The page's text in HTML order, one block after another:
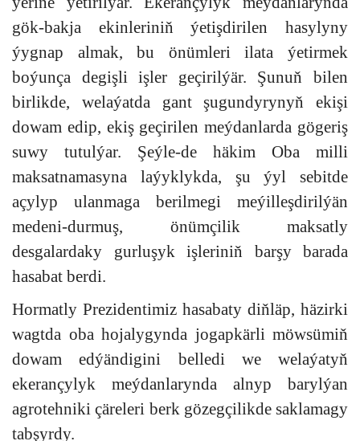
gök-bakja ekinleriniň ýetişdirilen hasylyny
ýygnap almak, bu önümleri ilata ýetirmek
boýunça degişli işler geçirilýär. Şunuň bilen
birlikde, welaýatda gant şugundyrynyň ekişi
dowam edip, ekiş geçirilen meýdanlarda gögeriş
suwy tutulýar. Şeýle-de häkim Oba milli
maksatnamasyna laýyklykda, şu ýyl sebitde
açylyp ulanmaga berilmegi meýilleşdirilýän
medeni-durmuş, önümçilik maksatly
desgalardaky gurluşyk işleriniň barşy barada
hasabat berdi.
Hormatly Prezidentimiz hasabaty diňläp, häzirki
wagtda oba hojalygynda jogapkärli möwsümiň
dowam edýändigini belledi we welaýatyň
ekerançylyk meýdanlarynda alnyp barylýan
agrotehniki çäreleri berk gözegçilikde saklamagy
tabşyrdy.